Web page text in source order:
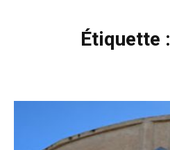
Étiquette :